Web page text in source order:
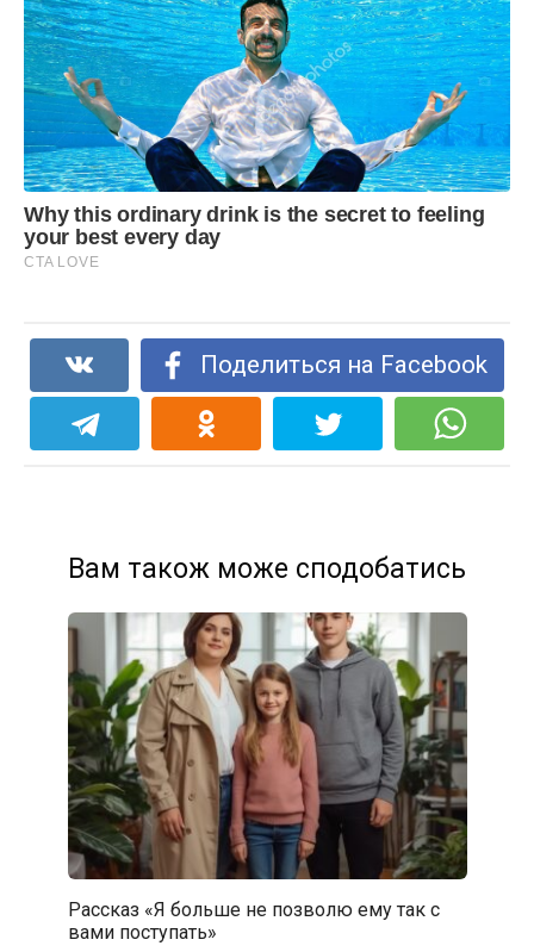
Поделиться на Facebook
Вам також може сподобатись
Рассказ «Я больше не позволю ему так с
вами поступать»